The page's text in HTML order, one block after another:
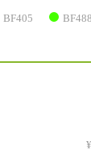
BF405 BF488